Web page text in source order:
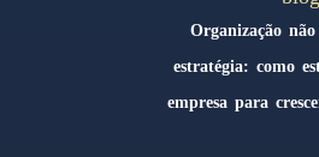
Organização
estratégia: como
empresa para